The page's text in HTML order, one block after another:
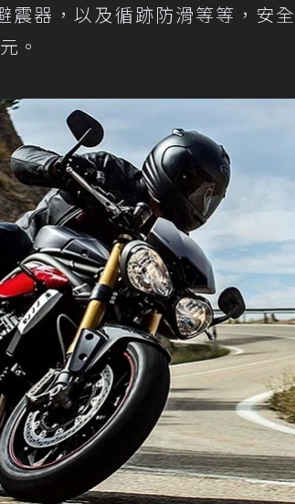
器，以及循跡防滑等等，安
。